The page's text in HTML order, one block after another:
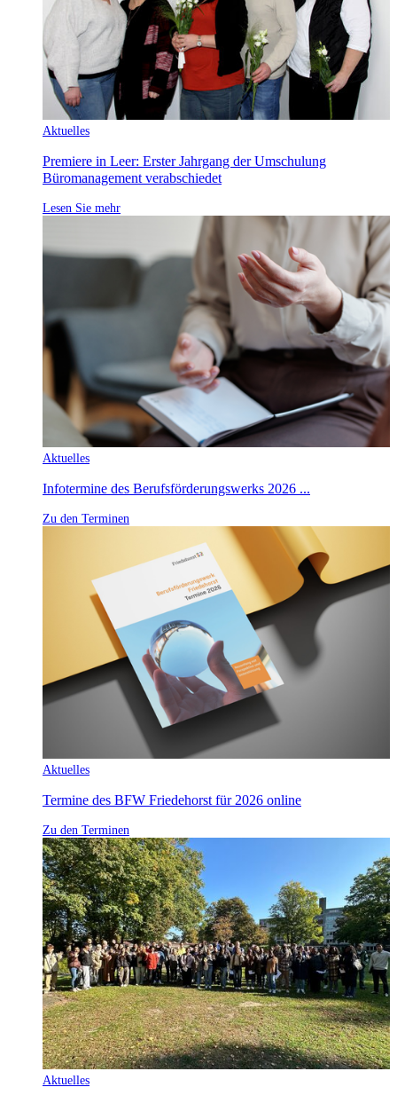
Aktuelles
Premiere in Leer: Erster Jahrgang der Umschulung
Büromanagement verabschiedet
Lesen Sie mehr
Aktuelles
Infotermine des Berufsförderungswerks 2026 ...
Zu den Terminen
Aktuelles
Termine des BFW Friedehorst für 2026 online
Zu den Terminen
Aktuelles